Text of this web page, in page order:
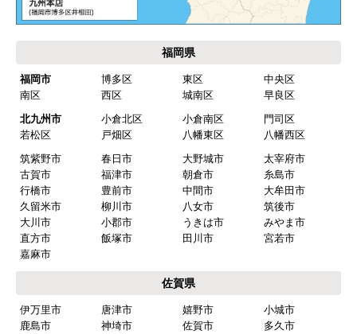
福岡県
福岡市 博多区 東区
中央区
南区
西区 城南区
早良区
北九州市
小倉北区 小倉南区
門司区
若松区
戸畑区 八幡東区
八幡西区
筑紫野市
春日市 大野城市
太宰府市
古賀市
福津市 朝倉市
糸島市
行橋市
豊前市 中間市
大牟田市
久留米市
柳川市 八女市
筑後市
大川市
小郡市 うきは市
みやま市
直方市
飯塚市 田川市
宮若市
嘉麻市
佐賀県
伊万里市 唐津市 嬉野市
小城市
鹿島市
神埼市 佐賀市
多久市